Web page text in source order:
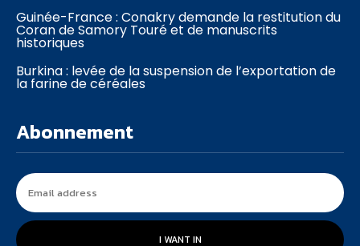
Guinée-France : Conakry demande la restitution du
Coran de Samory Touré et de manuscrits
historiques
Burkina : levée de la suspension de l’exportation de
la farine de céréales
Abonnement
I WANT IN